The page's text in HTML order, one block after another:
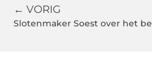
← VORIG
Slotenmaker Soest over het